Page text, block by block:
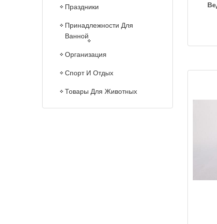
Праздники
Принадлежности Для
Ванной
Организация
Спорт И Отдых
Товары Для Животных